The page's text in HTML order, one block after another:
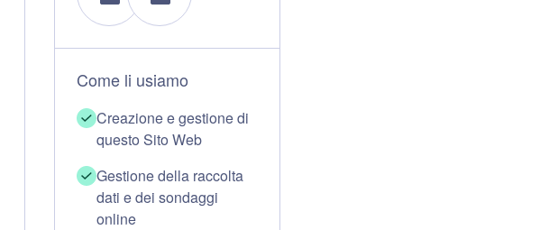
Come li usiamo
Creazione e gestione di
questo Sito Web
Gestione della raccolta
dati e dei sondaggi
online